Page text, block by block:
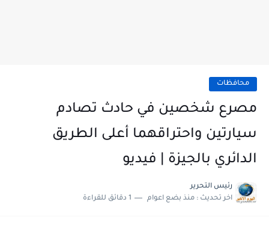
محافظات
مصرع شخصين في حادث تصادم
سيارتين واحتراقهما أعلى الطريق
الدائري بالجيزة | فيديو
رئيس التحرير
اخر تحديث : منذ بضع اعوام 1 دقائق للقراءة